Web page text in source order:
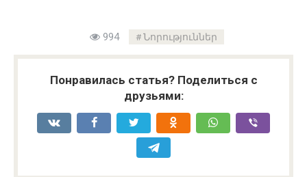
994 Նորություններ
Понравилась статья? Поделиться с
друзьями: